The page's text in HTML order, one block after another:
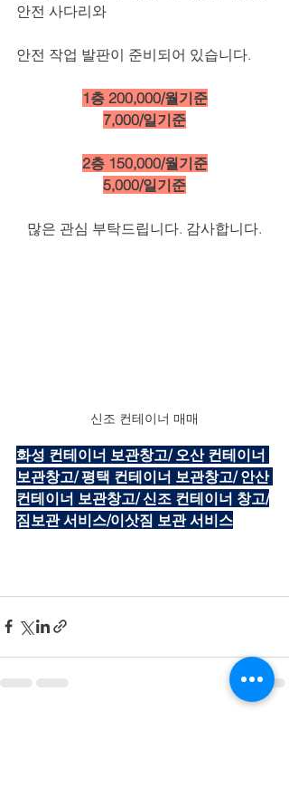
안전 사다리와
안전 작업 발판이 준비되어 있습니다.
1층 200,000/월기준
7,000/일기준
2층 150,000/월기준
5,000/일기준
많은 관심 부탁드립니다. 감사합니다.
신조 컨테이너 매매
화성 컨테이너 보관창고/ 오산 컨테이너
보관창고/ 평택 컨테이너 보관창고/ 안산
컨테이너 보관창고/ 신조 컨테이너 창고/
짐보관 서비스/이삿짐 보관 서비스